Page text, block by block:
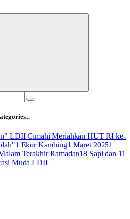
LDII Cimahi Meriahkan HUT RI ke-
1 Ekor Kambing1 Maret 20251
Terakhir Ramadan18 Sapi dan 11
Muda LDII